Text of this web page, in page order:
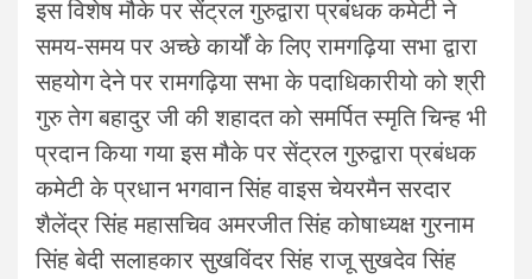
इस विशेष मौके पर सेंट्रल गुरुद्वारा प्रबंधक कमेटी ने
समय-समय पर अच्छे कार्यों के लिए रामगढ़िया सभा द्वारा
सहयोग देने पर रामगढ़िया सभा के पदाधिकारीयो को श्री
गुरु तेग बहादुर जी की शहादत को समर्पित स्मृति चिन्ह भी
प्रदान किया गया इस मौके पर सेंट्रल गुरुद्वारा प्रबंधक
कमेटी के प्रधान भगवान सिंह वाइस चेयरमैन सरदार
शैलेंद्र सिंह महासचिव अमरजीत सिंह कोषाध्यक्ष गुरनाम
सिंह बेदी सलाहकार सुखविंदर सिंह राजू सुखदेव सिंह